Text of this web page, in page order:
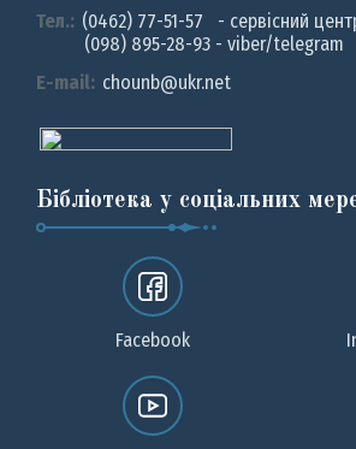
Тел.: (0462) 77-51-57 - сервісний
(098) 895-28-93 - viber/telegram
E-mail: chounb@ukr.net
Бібліотека у соціальних
Facebook